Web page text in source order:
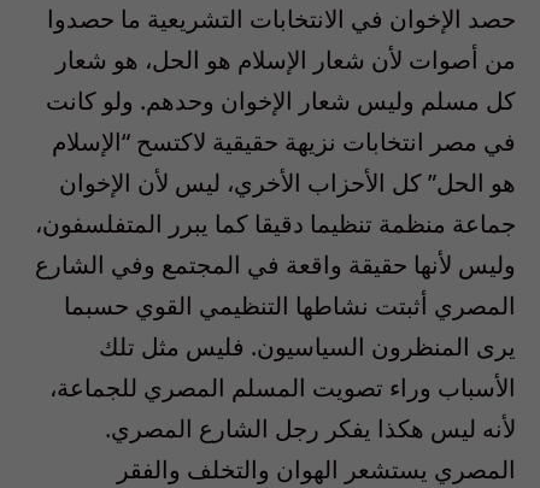
حصد الإخوان في الانتخابات التشريعية ما حصدوا
من أصوات لأن شعار الإسلام هو الحل، هو شعار
كل مسلم وليس شعار الإخوان وحدهم. ولو كانت
في مصر انتخابات نزيهة حقيقية لاكتسح “الإسلام
هو الحل” كل الأحزاب الأخري، ليس لأن الإخوان
جماعة منظمة تنظيما دقيقا كما يبرر المتفلسفون،
وليس لأنها حقيقة واقعة في المجتمع وفي الشارع
المصري أثبتت نشاطها التنظيمي القوي حسبما
يرى المنظرون السياسيون. فليس مثل تلك
الأسباب وراء تصويت المسلم المصري للجماعة،
لأنه ليس هكذا يفكر رجل الشارع المصري.
المصري يستشعر الهوان والتخلف والفقر